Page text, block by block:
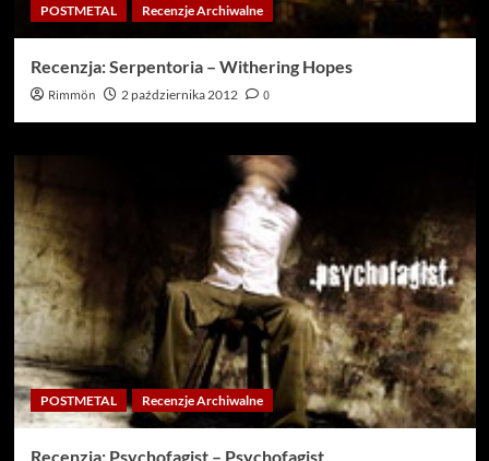
POSTMETAL Recenzje Archiwalne
Recenzja: Serpentoria – Withering Hopes
Rimmön 2 października 2012 0
POSTMETAL Recenzje Archiwalne
Recenzja: Psychofagist – Psychofagist